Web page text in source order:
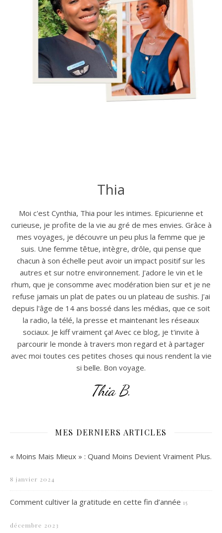
Thia
Moi c'est Cynthia, Thia pour les intimes. Epicurienne et
curieuse, je profite de la vie au gré de mes envies. Grâce à
mes voyages, je découvre un peu plus la femme que je
suis. Une femme têtue, intègre, drôle, qui pense que
chacun à son échelle peut avoir un impact positif sur les
autres et sur notre environnement. J'adore le vin et le
rhum, que je consomme avec modération bien sur et je ne
refuse jamais un plat de pates ou un plateau de sushis. J'ai
depuis l'âge de 14 ans bossé dans les médias, que ce soit
la radio, la télé, la presse et maintenant les réseaux
sociaux. Je kiff vraiment ça! Avec ce blog, je t'invite à
parcourir le monde à travers mon regard et à partager
avec moi toutes ces petites choses qui nous rendent la vie
si belle. Bon voyage.
Thia B.
MES DERNIERS ARTICLES
« Moins Mais Mieux » : Quand Moins Devient Vraiment Plus.
8 janvier 2024
Comment cultiver la gratitude en cette fin d’année 15
décembre 2023